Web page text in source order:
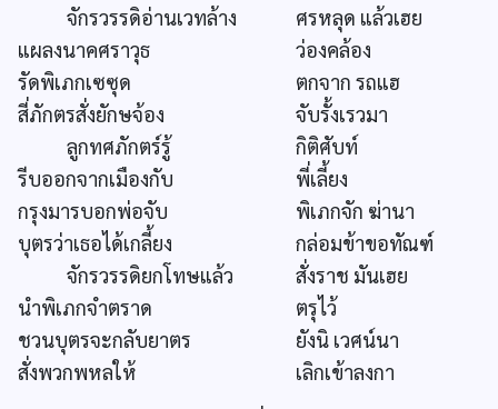
จักรวรรดิอ่านเวทล้าง
ศรหลุด แล้วเฮย
แผลงนาคศราวุธ
ว่องคล้อง
รัดพิเภกเซซุด
ตกจาก รถแฮ
สี่ภักตรสั่งยักษจ้อง
จับรั้งเรวมา
ลูกทศภักตร์รู้
กิติศับท์
รีบออกจากเมืองกับ
พี่เลี้ยง
กรุงมารบอกพ่อจับ
พิเภกจัก ฆ่านา
บุตรว่าเธอได้เกลี้ยง
กล่อมข้าขอทัณฑ์
จักรวรรดิยกโทษแล้ว
สั่งราช มันเฮย
นำพิเภกจำตราด
ตรุไว้
ชวนบุตรจะกลับยาตร
ยังนิ เวศน์นา
สั่งพวกพหลให้
เลิกเข้าลงกา